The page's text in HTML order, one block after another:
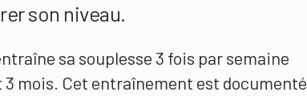
son niveau.
sa souplesse 3 fois par semaine
3 mois. Cet entraînement est documenté